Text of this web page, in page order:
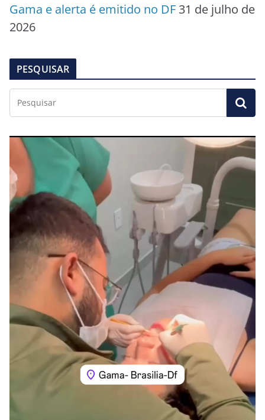
Gama e alerta é emitido no DF 31 de julho de
2026
PESQUISAR